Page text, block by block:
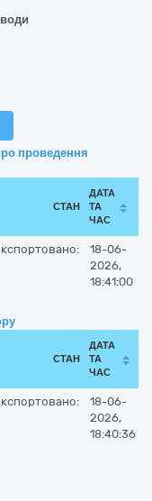
проведення
СТАН
ДАТА
ТА
ЧАС
18-06-
2026,
18:41:00
СТАН
ДАТА
ТА
ЧАС
18-06-
2026,
18:40:36